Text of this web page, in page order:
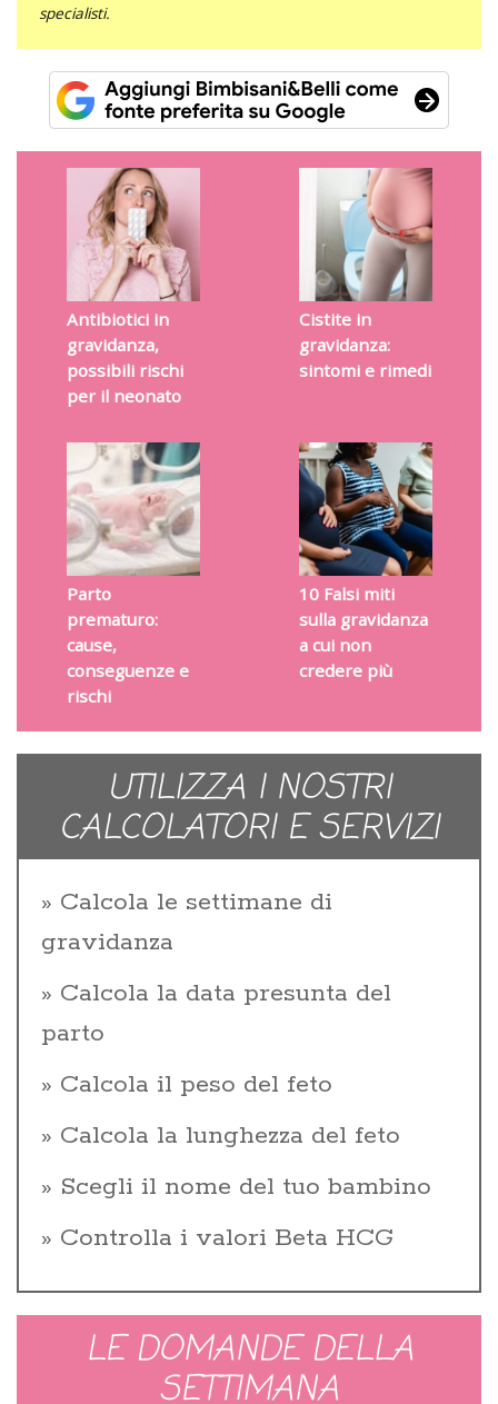
specialisti.
Antibiotici in
gravidanza,
possibili rischi
per il neonato
Cistite in
gravidanza:
sintomi e rimedi
Parto
prematuro:
cause,
conseguenze e
rischi
10 Falsi miti
sulla gravidanza
a cui non
credere più
UTILIZZA I NOSTRI
CALCOLATORI E SERVIZI
Calcola le settimane di
gravidanza
Calcola la data presunta del
parto
Calcola il peso del feto
Calcola la lunghezza del feto
Scegli il nome del tuo bambino
Controlla i valori Beta HCG
LE DOMANDE DELLA
SETTIMANA